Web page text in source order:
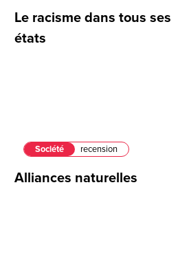
Le racisme dans tous ses
états
Société recension
Alliances naturelles